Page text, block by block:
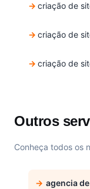
criação de
criação de
criação de
Outros
Conheça todos os
agencia